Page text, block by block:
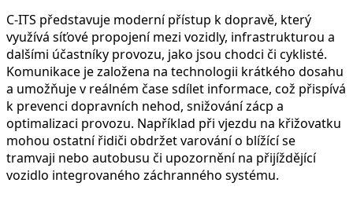
C-ITS představuje moderní přístup k dopravě, který
využívá síťové propojení mezi vozidly, infrastrukturou a
dalšími účastníky provozu, jako jsou chodci či cyklisté.
Komunikace je založena na technologii krátkého dosahu
a umožňuje v reálném čase sdílet informace, což přispívá
k prevenci dopravních nehod, snižování zácp a
optimalizaci provozu. Například při vjezdu na křižovatku
mohou ostatní řidiči obdržet varování o blížící se
tramvaji nebo autobusu či upozornění na přijíždějící
vozidlo integrovaného záchranného systému.